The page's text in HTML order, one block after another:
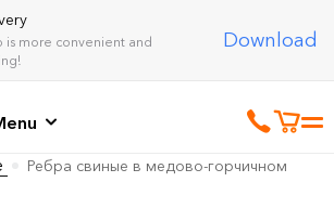
is more convenient and
Download
Ребра свиные в медово-горчичном